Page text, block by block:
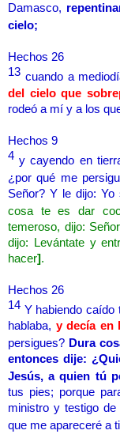
Damasco,
cielo;
Hechos 26
13 cuando a
del cielo que
rodeó a mí y a los
Hechos 9
4y cayendo en
¿por qué me
Señor? Y le dijo:
cosa te es dar
temeroso, dijo:
dijo: Levántate y
hacer].
Hechos 26
14 Y habiendo caído
hablaba, y decía en
persigues? Dura
entonces dije:
Jesús, a quien tú
tus pies; porque
ministro y testigo
que me apareceré a